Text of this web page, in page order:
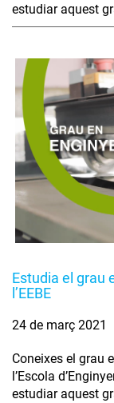
estudiar aquest
Estudia el grau
l’EEBE
24 de març 2021
Coneixes el grau
l’Escola
estudiar aquest